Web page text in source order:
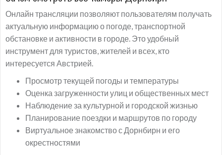
Онлайн трансляции позволяют пользователям получать
актуальную информацию о погоде, транспортной
обстановке и активности в городе. Это удобный
инструмент для туристов, жителей и всех, кто
интересуется Австрией.
Просмотр текущей погоды и температуры
Оценка загруженности улиц и общественных мест
Наблюдение за культурной и городской жизнью
Планирование поездки и маршрутов по городу
Виртуальное знакомство с Дорнбирн и его
окрестностями